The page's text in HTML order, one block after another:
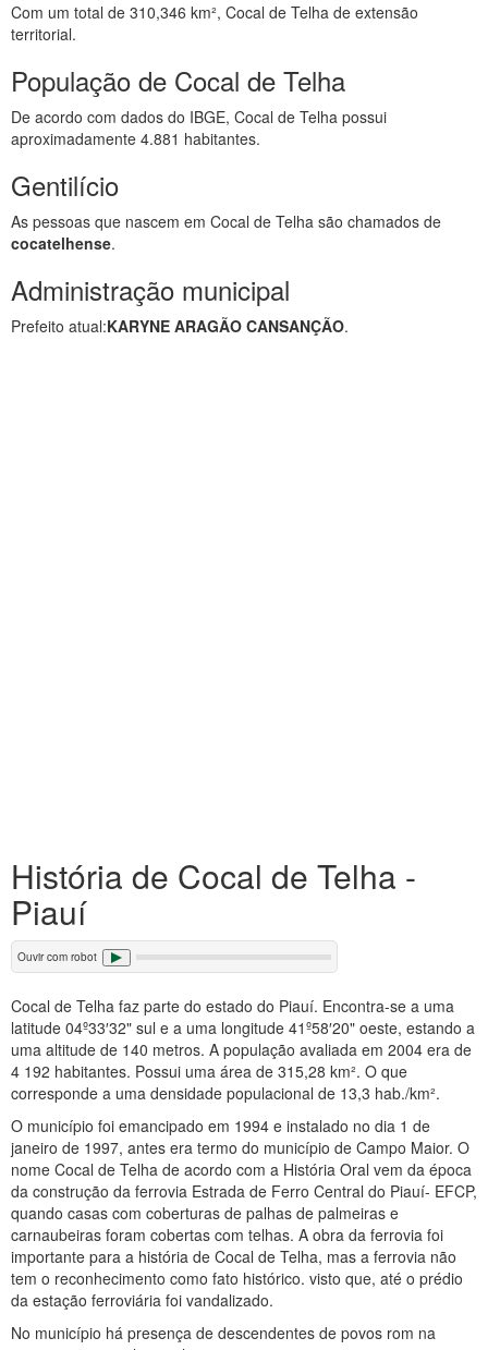
Com um total de 310,346 km², Cocal de Telha de extensão
territorial.
População de Cocal de Telha
De acordo com dados do IBGE, Cocal de Telha possui
aproximadamente 4.881 habitantes.
Gentilício
As pessoas que nascem em Cocal de Telha são chamados de
cocatelhense.
Administração municipal
Prefeito atual:KARYNE ARAGÃO CANSANÇÃO.
História de Cocal de Telha -
Piauí
Ouvir com robot
Cocal de Telha faz parte do estado do Piauí. Encontra-se a uma
latitude 04º33′32" sul e a uma longitude 41º58′20" oeste, estando a
uma altitude de 140 metros. A população avaliada em 2004 era de
4 192 habitantes. Possui uma área de 315,28 km². O que
corresponde a uma densidade populacional de 13,3 hab./km².
O município foi emancipado em 1994 e instalado no dia 1 de
janeiro de 1997, antes era termo do município de Campo Maior. O
nome Cocal de Telha de acordo com a História Oral vem da época
da construção da ferrovia Estrada de Ferro Central do Piauí- EFCP,
quando casas com coberturas de palhas de palmeiras e
carnaubeiras foram cobertas com telhas. A obra da ferrovia foi
importante para a história de Cocal de Telha, mas a ferrovia não
tem o reconhecimento como fato histórico. visto que, até o prédio
da estação ferroviária foi vandalizado.
No município há presença de descendentes de povos rom na